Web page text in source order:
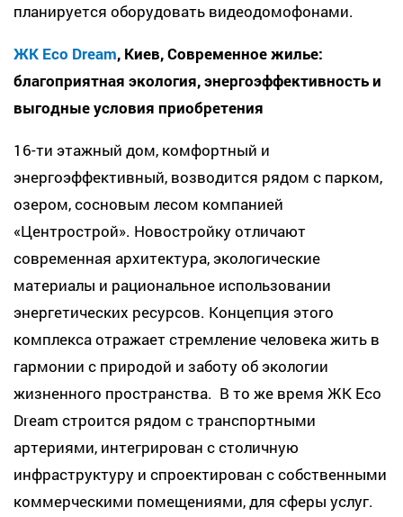
планируется оборудовать видеодомофонами.
ЖК Eco Dream, Киев, Современное жилье:
благоприятная экология, энергоэффективность и
выгодные условия приобретения
16-ти этажный дом, комфортный и
энергоэффективный, возводится рядом с парком,
озером, сосновым лесом компанией
«Центрострой». Новостройку отличают
современная архитектура, экологические
материалы и рациональное использовании
энергетических ресурсов. Концепция этого
комплекса отражает стремление человека жить в
гармонии с природой и заботу об экологии
жизненного пространства. В то же время ЖК Eco
Dream строится рядом с транспортными
артериями, интегрирован с столичную
инфраструктуру и спроектирован с собственными
коммерческими помещениями, для сферы услуг.